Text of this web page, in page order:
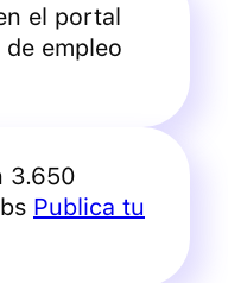
el portal
empleo
3.650
Publica tu